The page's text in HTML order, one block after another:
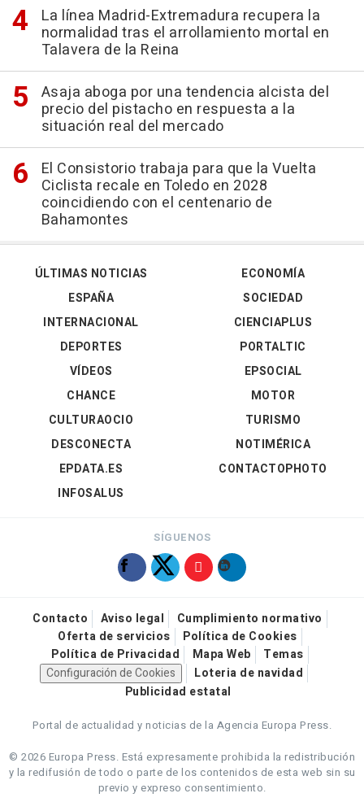
La línea Madrid-Extremadura recupera la
normalidad tras el arrollamiento mortal en
Talavera de la Reina
Asaja aboga por una tendencia alcista del
precio del pistacho en respuesta a la
situación real del mercado
El Consistorio trabaja para que la Vuelta
Ciclista recale en Toledo en 2028
coincidiendo con el centenario de
Bahamontes
ÚLTIMAS NOTICIAS
ESPAÑA
INTERNACIONAL
DEPORTES
VÍDEOS
ECONOMÍA
SOCIEDAD
CIENCIAPLUS
PORTALTIC
EPSOCIAL
CHANCE
CULTURAOCIO
DESCONECTA
EPDATA.ES
INFOSALUS
MOTOR
TURISMO
NOTIMÉRICA
CONTACTOPHOTO
SÍGUENOS
Contacto Aviso legal
Cumplimiento normativo
Oferta de servicios
Política de Cookies
Política de Privacidad
Mapa Web
Temas
Configuración de Cookies
Loteria de navidad
Publicidad estatal
Portal de actualidad y noticias de la Agencia Europa Press.
© 2026 Europa Press. Está expresamente prohibida la redistribución
y la redifusión de todo o parte de los contenidos de esta web sin su
previo y expreso consentimiento.